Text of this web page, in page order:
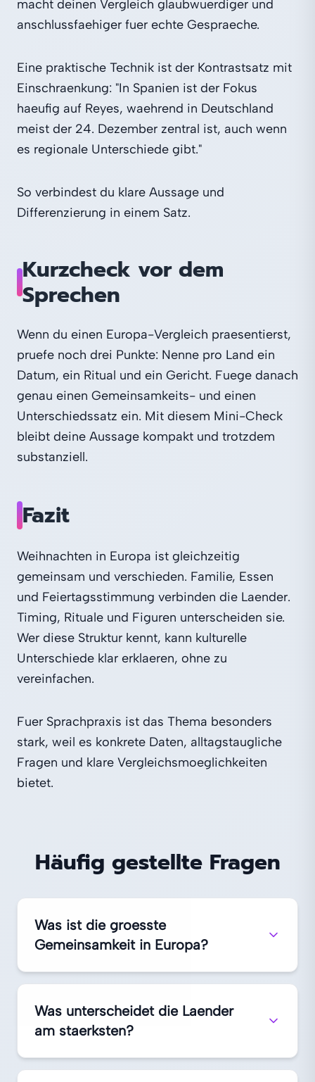
macht deinen Vergleich glaubwuerdiger und
anschlussfaehiger fuer echte Gespraeche.
Eine praktische Technik ist der Kontrastsatz mit
Einschraenkung: "In Spanien ist der Fokus
haeufig auf Reyes, waehrend in Deutschland
meist der 24. Dezember zentral ist, auch wenn
es regionale Unterschiede gibt."
So verbindest du klare Aussage und
Differenzierung in einem Satz.
Kurzcheck vor dem
Sprechen
Wenn du einen Europa-Vergleich praesentierst,
pruefe noch drei Punkte: Nenne pro Land ein
Datum, ein Ritual und ein Gericht. Fuege danach
genau einen Gemeinsamkeits- und einen
Unterschiedssatz ein. Mit diesem Mini-Check
bleibt deine Aussage kompakt und trotzdem
substanziell.
Fazit
Weihnachten in Europa ist gleichzeitig
gemeinsam und verschieden. Familie, Essen
und Feiertagsstimmung verbinden die Laender.
Timing, Rituale und Figuren unterscheiden sie.
Wer diese Struktur kennt, kann kulturelle
Unterschiede klar erklaeren, ohne zu
vereinfachen.
Fuer Sprachpraxis ist das Thema besonders
stark, weil es konkrete Daten, alltagstaugliche
Fragen und klare Vergleichsmoeglichkeiten
bietet.
Häufig gestellte Fragen
Was ist die groesste
Gemeinsamkeit in Europa?
Was unterscheidet die Laender
am staerksten?